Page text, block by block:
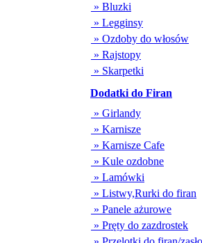
» Bluzki
» Legginsy
» Ozdoby do włosów
» Rajstopy
» Skarpetki
Dodatki do Firan
» Girlandy
» Karnisze
» Karnisze Cafe
» Kule ozdobne
» Lamówki
» Listwy,Rurki do firan
» Panele ażurowe
» Pręty do zazdrostek